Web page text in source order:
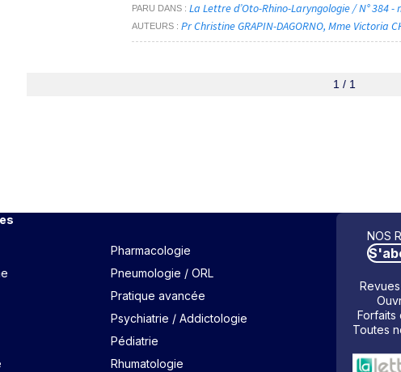
PARU DANS La Lettre d’Oto-Rhino-Laryngologie / N° 384 -
AUTEURS Pr Christine GRAPIN-DAGORNO Mme Victoria
1 / 1
Pharmacologie
Pneumologie / ORL
Pratique avancée
Psychiatrie / Addictologie
Pédiatrie
Rhumatologie
NOS
Forfaits
Toutes